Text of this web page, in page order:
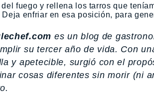
del fuego y rellena los tarros que
Deja enfriar en esa posición, para
es un blog de
su tercer año de vida. Con
y apetecible, surgió con el
cosas diferentes sin morir (ni